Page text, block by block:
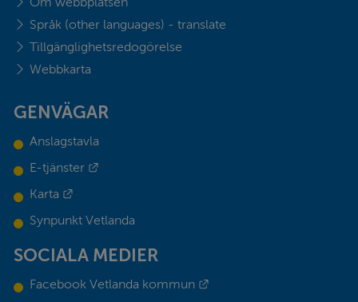
Språk (other languages) - translate
Tillgänglighetsredogörelse
Webbkarta
GENVÄGAR
Anslagstavla
E-tjänster
Karta
Synpunkt Vetlanda
SOCIALA MEDIER
Facebook Vetlanda kommun